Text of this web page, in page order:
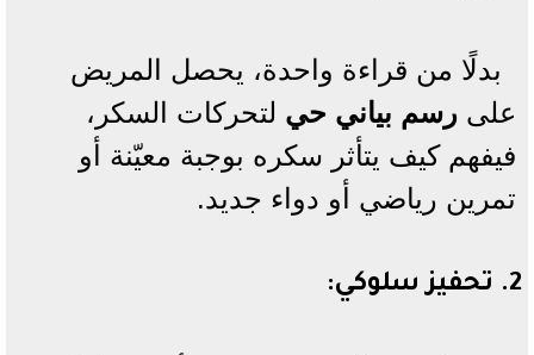
بدلًا من قراءة واحدة، يحصل المريض
على رسم بياني حي لتحركات السكر،
فيفهم كيف يتأثر سكره بوجبة معيّنة أو
تمرين رياضي أو دواء جديد.
2. تحفيز سلوكي: